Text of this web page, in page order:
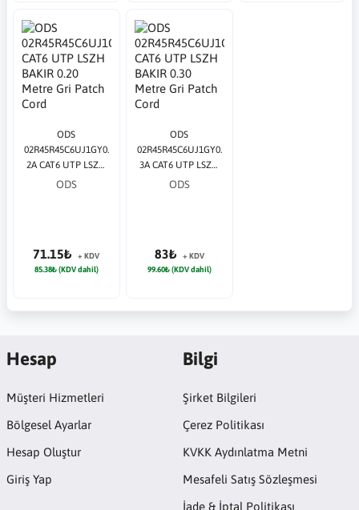
ODS
02R45R45C6UJ1GY0.
2A CAT6 UTP LSZH
BAKIR 0.20 Metre Gri
ODS
71.15₺
+ KDV
85.38₺ (KDV dahil)
ODS
02R45R45C6UJ1GY0.
3A CAT6 UTP LSZH
BAKIR 0.30 Metre Gri
ODS
83₺
+ KDV
99.60₺ (KDV dahil)
Hesap
Müşteri Hizmetleri
Bölgesel Ayarlar
Hesap Oluştur
Giriş Yap
Bilgi
Şirket Bilgileri
Çerez Politikası
KVKK Aydınlatma Metni
Mesafeli Satış Sözleşmesi
İade & İptal Politikası